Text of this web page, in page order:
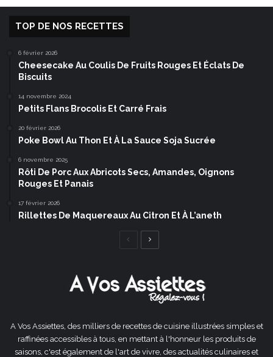
TOP DE NOS RECETTES
6 février 2026
Cheesecake Au Coulis De Fruits Rouges Et Éclats De
Biscuits
14 novembre 2024
Petits Flans Brocolis Et Carré Frais
20 février 2026
Poke Bowl Au Thon Et À La Sauce Soja Sucrée
6 novembre 2025
Rôti De Porc Aux Abricots Secs, Amandes, Oignons
Rouges Et Panais
17 février 2026
Rillettes De Maquereaux Au Citron Et À L’aneth
Page
A Vos Assiettes, des milliers de recettes de cuisine illustrées simples et
raffinées accessibles à tous, en mettant à l'honneur les produits de
saisons, c'est également de l'art de vivre, des actualités culinaires et